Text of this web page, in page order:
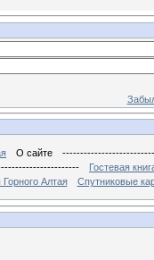
О сайте
Гостевая
Горного Алтая Спутниковые